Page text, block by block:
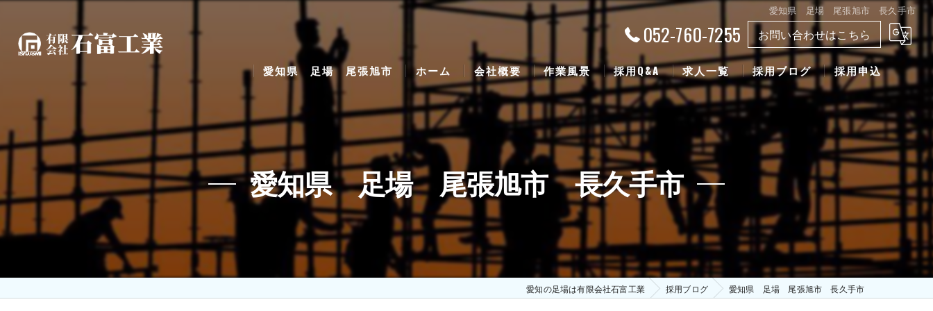
愛知県 足場 尾張旭市 長久手市
052-760-7255 お問い合わせはこちら
愛知県 足場 尾張旭市 ホーム 会社概要 作業風景 採用Q&A 求人一覧 採用ブログ 採用申込
愛知県 足場 尾張旭市 長久手市
愛知の足場は有限会社石富工業 採用ブログ 愛知県 足場 尾張旭市 長久手市